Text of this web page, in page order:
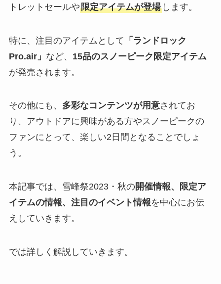
トレットセールや限定アイテムが登場します。
特に、注目のアイテムとして 「ランドロック
Pro.air」 など、 15品のスノーピーク限定アイテム
が発売されます。
その他にも、 多彩なコンテンツが用意されてお
り、アウトドアに興味がある方やスノーピークの
ファンにとって、楽しい2日間となることでしょ
う。
本記事では、雪峰祭2023・秋の開催情報、限定ア
イテムの情報、注目のイベント情報を中心にお伝
えしていきます。
では詳しく解説していきます。